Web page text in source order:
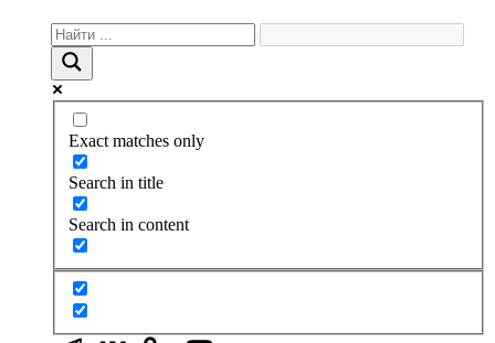
Exact matches only
Search in title
Search in content